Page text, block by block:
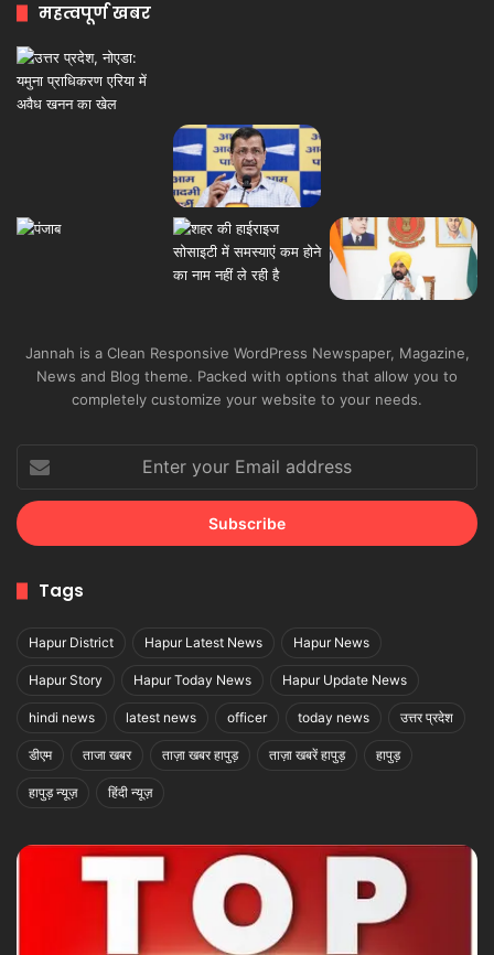
महत्वपूर्ण खबर
Jannah is a Clean Responsive WordPress Newspaper, Magazine,
News and Blog theme. Packed with options that allow you to
completely customize your website to your needs.
your
Email
address
Tags
Hapur District Hapur Latest News Hapur News
Hapur Story Hapur Today News Hapur Update News
hindi news latest news officer today news उत्तर प्रदेश
डीएम ताजा खबर ताज़ा खबर हापुड़ ताज़ा खबरें हापुड़ हापुड़
हापुड़ न्यूज़ हिंदी न्यूज़